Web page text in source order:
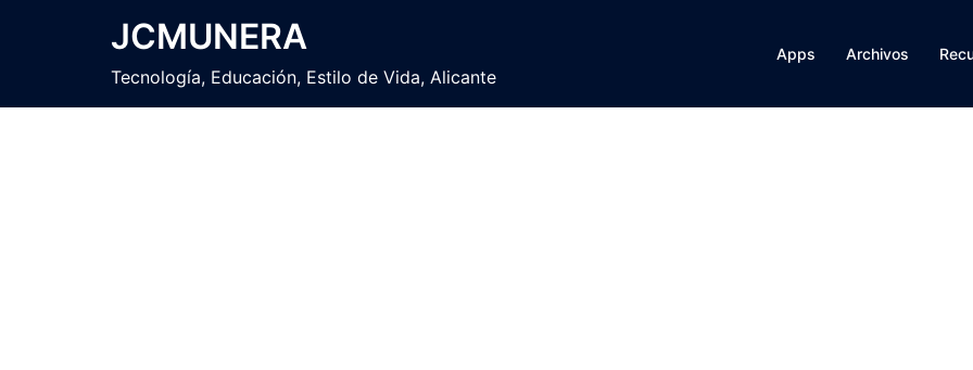
JCMUNERA
Tecnología, Educación, Estilo de Vida, Alicante
Apps Archivos